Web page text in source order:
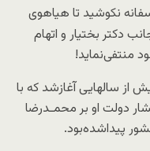
نکوشید تا هیاهوی
دکتر بختیار و اتهام
منتفی‌نماید!
از سالهایی آغازشد که با
کندی در آمریکا در ۱۹۶۰ و فشار دولت او بر محمـدرضا
پیداشده‌بود.